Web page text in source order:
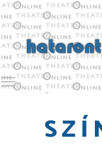
Toggle main menu